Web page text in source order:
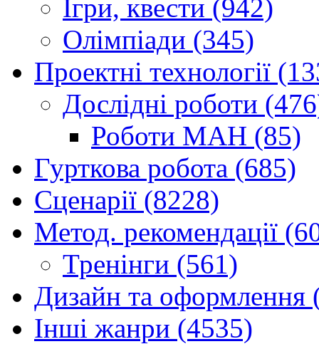
Ігри, квести (942)
Олімпіади (345)
Проектні технології
Дослідні роботи
Роботи МАН (85)
Гурткова робота (685)
Сценарії (8228)
Метод. рекомендації
Тренінги (561)
Дизайн та оформлення
Інші жанри (4535)